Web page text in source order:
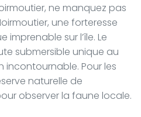
ne manquez pas
une forteresse
sur l’île. Le
submersible unique au
incontournable. Pour les
naturelle de
observer la faune locale.